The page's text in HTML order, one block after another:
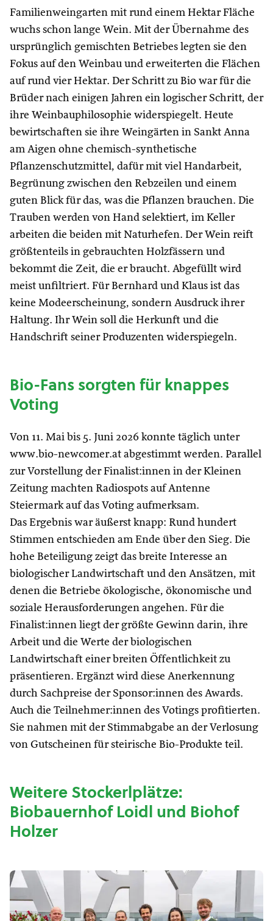
Familienweingarten mit rund einem Hektar Fläche
wuchs schon lange Wein. Mit der Übernahme des
ursprünglich gemischten Betriebes legten sie den
Fokus auf den Weinbau und erweiterten die Flächen
auf rund vier Hektar. Der Schritt zu Bio war für die
Brüder nach einigen Jahren ein logischer Schritt, der
ihre Weinbauphilosophie widerspiegelt. Heute
bewirtschaften sie ihre Weingärten in Sankt Anna
am Aigen ohne chemisch-synthetische
Pflanzenschutzmittel, dafür mit viel Handarbeit,
Begrünung zwischen den Rebzeilen und einem
guten Blick für das, was die Pflanzen brauchen. Die
Trauben werden von Hand selektiert, im Keller
arbeiten die beiden mit Naturhefen. Der Wein reift
größtenteils in gebrauchten Holzfässern und
bekommt die Zeit, die er braucht. Abgefüllt wird
meist unfiltriert. Für Bernhard und Klaus ist das
keine Modeerscheinung, sondern Ausdruck ihrer
Haltung. Ihr Wein soll die Herkunft und die
Handschrift seiner Produzenten widerspiegeln.
Bio-Fans sorgten für knappes
Voting
Von 11. Mai bis 5. Juni 2026 konnte täglich unter
www.bio-newcomer.at abgestimmt werden. Parallel
zur Vorstellung der Finalist:innen in der Kleinen
Zeitung machten Radiospots auf Antenne
Steiermark auf das Voting aufmerksam.
Das Ergebnis war äußerst knapp: Rund hundert
Stimmen entschieden am Ende über den Sieg. Die
hohe Beteiligung zeigt das breite Interesse an
biologischer Landwirtschaft und den Ansätzen, mit
denen die Betriebe ökologische, ökonomische und
soziale Herausforderungen angehen. Für die
Finalist:innen liegt der größte Gewinn darin, ihre
Arbeit und die Werte der biologischen
Landwirtschaft einer breiten Öffentlichkeit zu
präsentieren. Ergänzt wird diese Anerkennung
durch Sachpreise der Sponsor:innen des Awards.
Auch die Teilnehmer:innen des Votings profitierten.
Sie nahmen mit der Stimmabgabe an der Verlosung
von Gutscheinen für steirische Bio-Produkte teil.
Weitere Stockerlplätze:
Biobauernhof Loidl und Biohof
Holzer